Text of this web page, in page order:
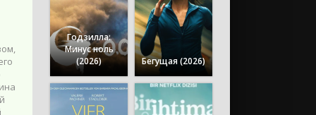
Годзилла:
Минус ноль
(2026)
Бегущая (2026)